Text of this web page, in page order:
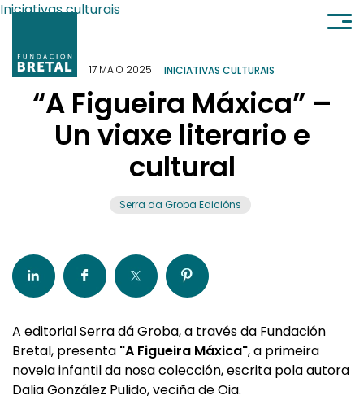
Ir al contenido
Iniciativas culturais
17 MAIO 2025 | INICIATIVAS CULTURAIS
“A Figueira Máxica” –
Un viaxe literario e
cultural
Serra da Groba Edicións
A editorial Serra dá Groba, a través da Fundación
Bretal, presenta "A Figueira Máxica", a primeira
novela infantil da nosa colección, escrita pola autora
Dalia González Pulido, veciña de Oia.